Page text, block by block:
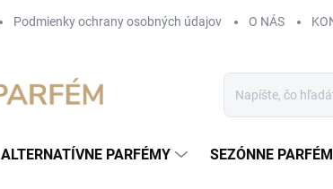
Podmienky ochrany osobných údajov O NÁS
ALTERNATÍVNE PARFÉMY SEZÓNNE